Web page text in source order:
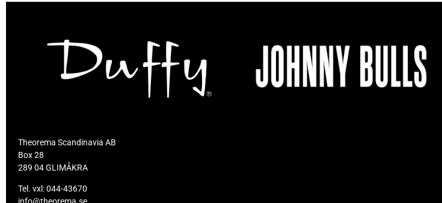
Theorema Scandinavia AB
Box 28
289 04 GLIMÅKRA
Tel. vxl:044-43670